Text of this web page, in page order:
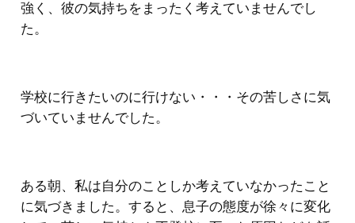
強く、彼の気持ちをまったく考えていませんでし
た。
学校に行きたいのに行けない・・・その苦しさに気
づいていませんでした。
ある朝、私は自分のことしか考えていなかったこと
に気づきました。すると、息子の態度が徐々に変化